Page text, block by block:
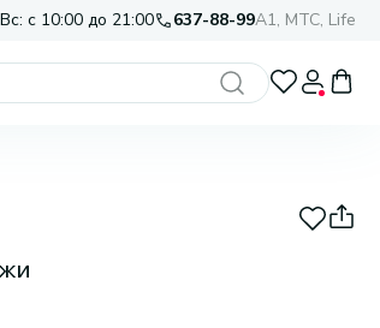
с 10:00 до 21:00 637-88-99A1, МТС, Life